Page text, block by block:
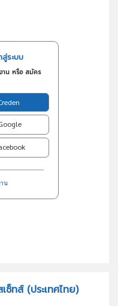
ระบบ
าน หรือ สมัคร
น
ทส์ (ประเทศไทย)